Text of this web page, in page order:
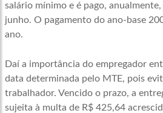
salário mínimo e é pago,
junho. O pagamento do ano-base
ano.
Daí a importância do empregador
data determinada pelo MTE, pois
trabalhador. Vencido o prazo, a
sujeita à multa de R$ 425,64